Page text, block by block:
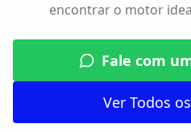
encontrar o motor
Fale com
Ver Todos